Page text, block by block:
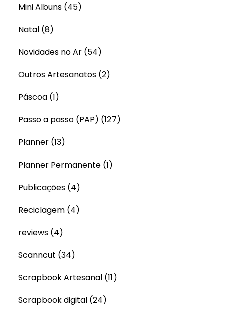
Mini Albuns (45)
Natal (8)
Novidades no Ar (54)
Outros Artesanatos (2)
Páscoa (1)
Passo a passo (PAP) (127)
Planner (13)
Planner Permanente (1)
Publicações (4)
Reciclagem (4)
reviews (4)
Scanncut (34)
Scrapbook Artesanal (11)
Scrapbook digital (24)